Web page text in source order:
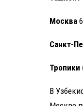
Москва
Санкт-
Тропики
В